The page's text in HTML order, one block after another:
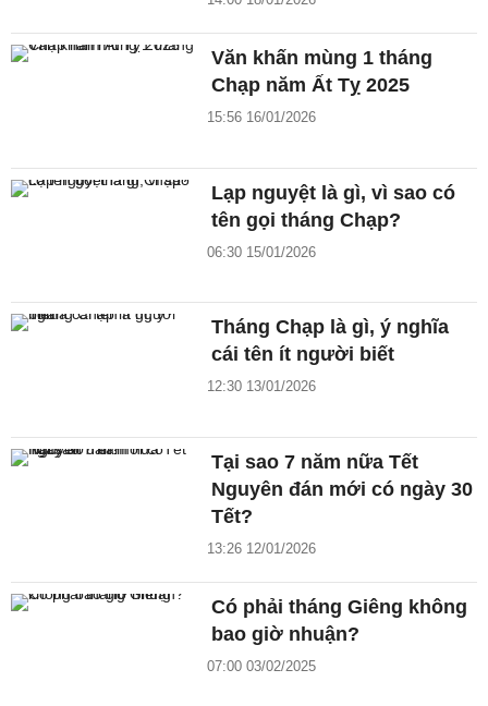
Văn khấn mùng 1 tháng
Chạp năm Ất Tỵ 2025
15:56 16/01/2026
Lạp nguyệt là gì, vì sao có
tên gọi tháng Chạp?
06:30 15/01/2026
Tháng Chạp là gì, ý nghĩa
cái tên ít người biết
12:30 13/01/2026
Tại sao 7 năm nữa Tết
Nguyên đán mới có ngày 30
Tết?
13:26 12/01/2026
Có phải tháng Giêng không
bao giờ nhuận?
07:00 03/02/2025